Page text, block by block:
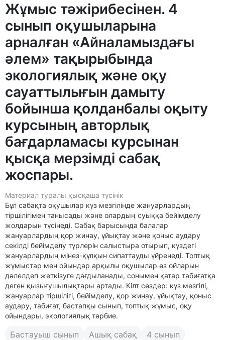
Жұмыс тәжірибесінен. 4
сынып оқушыларына
арналған «Айналамыздағы
әлем» тақырыбында
экологиялық және оқу
сауаттылығын дамыту
бойынша қолданбалы оқыту
курсының авторлық
бағдарламасы курсынан
қысқа мерзімді сабақ
жоспары.
Материал туралы қысқаша түсінік
Бұл сабақта оқушылар күз мезгілінде жануарлардың
тіршілігімен танысады және олардың суыққа бейімделу
жолдарын түсінеді. Сабақ барысында балалар
жануарлардың қор жинау, ұйықтау және қоныс аудару
секілді бейімделу түрлерін салыстыра отырып, күздегі
жануарлардың мінез-құлқын сипаттауды үйренеді. Топтық
жұмыстар мен ойындар арқылы оқушылар өз ойларын
дәлелдеп жеткізуге дағдыланады, сонымен қатар табиғатқа
деген қызығушылықтары артады. Кілт сөздер: күз мезгілі,
жануарлар тіршілігі, бейімделу, қор жинау, ұйықтау, қоныс
аудару, табиғат, бастапқы сынып, топтық жұмыс, оқу
ойындары, экологиялық тәрбие.
Бастауыш сынып Ашық сабақ 4 сынып